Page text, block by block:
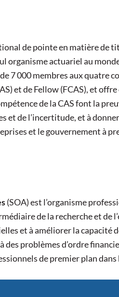
de pointe en matière de
organisme actuariel au
7 000 membres aux quatre
et de Fellow (FCAS), et
de la CAS font la
et de l’incertitude, et à
et le gouvernement à
(SOA) est l’organisme
de la recherche et de
et à améliorer la capacité
des problèmes d’ordre
de premier plan dans